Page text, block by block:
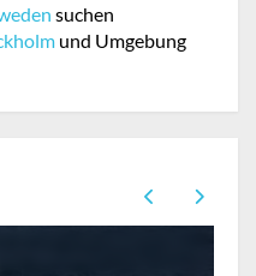
suchen
und Umgebung